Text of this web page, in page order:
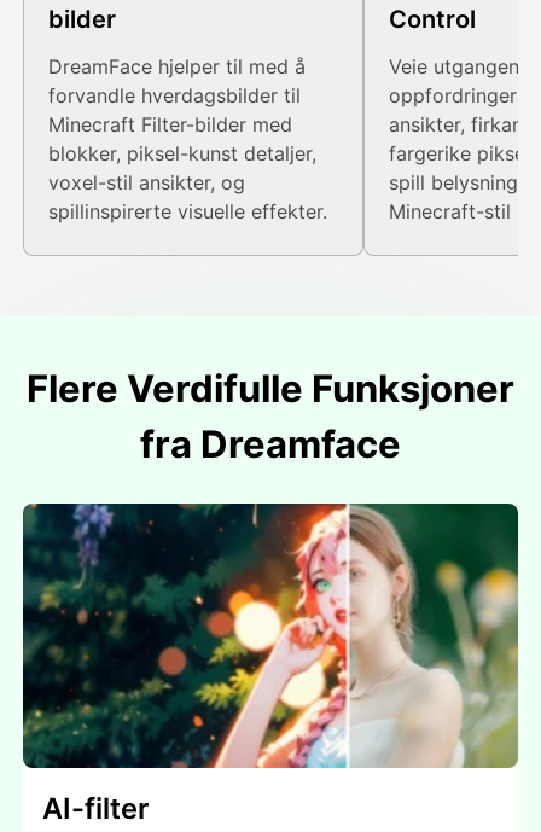
bilder
DreamFace hjelper til med å
forvandle hverdagsbilder til
Minecraft Filter-bilder med
blokker, piksel-kunst detaljer,
voxel-stil ansikter, og
spillinspirerte visuelle effekter.
Control
Veie utgangen
oppfordringer
ansikter,
fargerike
spill belysning,
Minecraft-stil
Flere Verdifulle Funksjoner
fra Dreamface
AI-filter